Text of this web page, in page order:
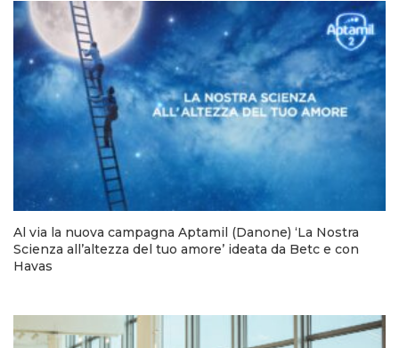
Al via la nuova campagna Aptamil (Danone) ‘La Nostra
Scienza all’altezza del tuo amore’ ideata da Betc e con
Havas